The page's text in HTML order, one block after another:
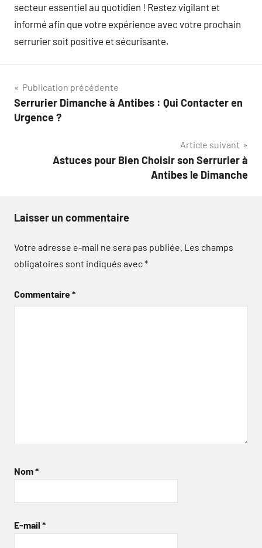
secteur essentiel au quotidien ! Restez vigilant et
informé afin que votre expérience avec votre prochain
serrurier soit positive et sécurisante.
Navigation
de
Publication précédente
Serrurier Dimanche à Antibes : Qui Contacter en
Urgence ?
Article suivant
Astuces pour Bien Choisir son Serrurier à
Antibes le Dimanche
Laisser un commentaire
Votre adresse e-mail ne sera pas publiée. Les champs
obligatoires sont indiqués avec*
Commentaire*
Nom*
E-mail *